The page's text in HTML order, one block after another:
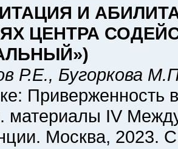
И
ЦЕНТРА
Р.Е., Бугоркова
Приверженность
материалы IV
Москва, 2023.